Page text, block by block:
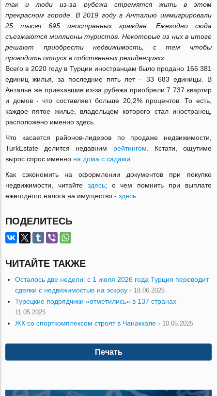
так и люди из-за рубежа стремятся жить в этом
прекрасном городе. В 2019 году в Анталию иммигрировали
25 тысяч 695 иностранных граждан. Ежегодно сюда
съезжаются миллионы туристов. Некоторые из них в итоге
решают приобрести недвижимость, с тем чтобы
проводить отпуск в собственных резиденциях».
Всего в 2020 году в Турции иностранцам было продано 166 381
единиц жилья, за последние пять лет – 33 683 единицы. В
Анталье же приехавшие из-за рубежа приобрели 7 737 квартир
и домов - что составляет больше 20,2% процентов. То есть,
каждое пятое жилье, владельцем которого стал иностранец,
расположено именно здесь.
Что касается районов-лидеров по продаже недвижимости,
TurkEstate делится недавним рейтингом . Кстати, ощутимо
вырос спрос именно на дома с садами
Как сэкономить на оформлении документов при покупке
недвижимости, читайте здесь; о чем помнить при выплате
ежегодного налога на имущество -здесь
ПОДЕЛИТЕСЬ
ЧИТАЙТЕ ТАКЖЕ
Осталось две недели: с 1 июля 2026 года Турция переводит
сделки с недвижимостью на эскроу - 18.06.2026
Турецкие подрядчики «отметились» в 137 странах -
11.05.2025
ЖК со спорткомплексом строят в Чанаккале - 10.05.2025
Печать